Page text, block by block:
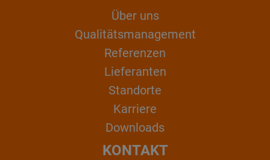
Über uns
Qualitätsmanagement
Referenzen
Lieferanten
Standorte
Karriere
Downloads
KONTAKT